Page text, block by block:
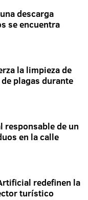
descarga
se encuentra
la limpieza de
plagas durante
responsable de un
en la calle
redefinen la
turístico